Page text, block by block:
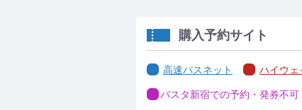
購入予約サイト
高速バスネット ハイウェ
バスタ新宿での予約・発券不可